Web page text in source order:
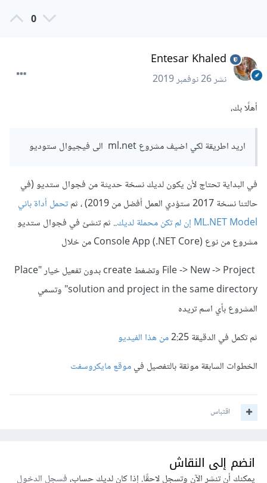
0
Entesar Khaled
نشر26 نوفمبر 2019
أهلًا بك،
اريد اطريقة لكي اضيف مشروع ml.net الى فيجيوال ستوديو
في البداية تحتاج لأن يكون لديك نسخة حديثة من فجوال ستديو (في
حالتنا نسخة 2017 ستؤدي العمل أفضل من 2019) ، ثم
تحمل أداة باني
ML.NET Model إن لم تكن محملة لديك
.. ثم تنشئ في فجوال ستديو
مشروع من نوع (Console App (.NET Core من خلال
File -> New -> Project وتضغط create بدون تفعيل خيار "Place
solution and project in the same directory" وتسمي
المشروع بأي اسم تريده
ثم تكمل في الدقيقة 2:25
من هذا الفيديو
الخطوات السابقة موثقة بالتفصيل فيموقع مايكروسفت
اقتباس
انضم إلى النقاش
يمكنك أن تنشر الآن وتسجل لاحقًا. إذا كان لديك حساب،فسجل الدخول